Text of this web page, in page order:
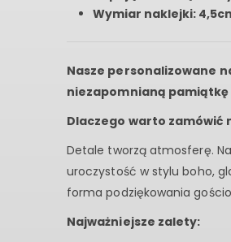
Wymiar naklejki:
Nasze personalizowane
niezapomnianą pamiątkę
Dlaczego warto zamówić
Detale tworzą atmosferę.
uroczystość w stylu boho,
forma podziękowania
Najważniejsze zalety: